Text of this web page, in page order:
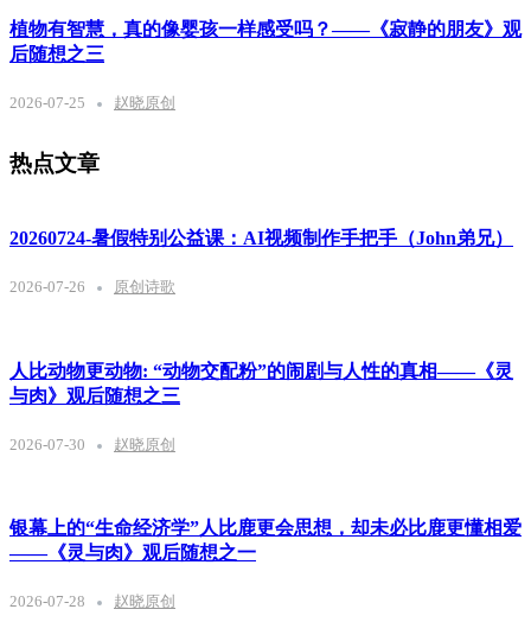
植物有智慧，真的像婴孩一样感受吗？——《寂静的朋友》观
后随想之三
2026-07-25 赵晓原创
热点文章
20260724-暑假特别公益课：AI视频制作手把手（John弟兄）
2026-07-26 原创诗歌
人比动物更动物: “动物交配粉”的闹剧与人性的真相——《灵
与肉》观后随想之三
2026-07-30 赵晓原创
银幕上的“生命经济学”人比鹿更会思想，却未必比鹿更懂相爱
——《灵与肉》观后随想之一
2026-07-28 赵晓原创